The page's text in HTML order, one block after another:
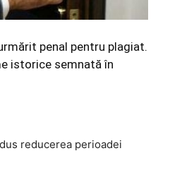
penal pentru plagiat.
istorice semnată în
reducerea perioadei